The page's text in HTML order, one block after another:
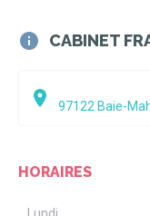
CABINET
97122 Baie-
HORAIRES